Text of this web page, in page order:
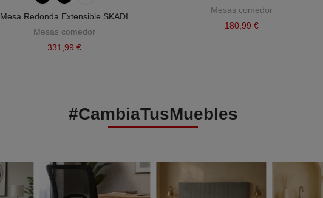
Mesa Redonda Extensible SKADI
Mesas comedor
331,99 €
Mesas comedor
180,99 €
#CambiaTusMuebles